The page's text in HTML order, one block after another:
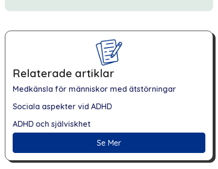
Relaterade artiklar
Medkänsla för människor med ätstörningar
Sociala aspekter vid ADHD
ADHD och själviskhet
Se Mer